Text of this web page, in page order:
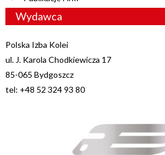
Wydawca
Polska Izba Kolei
ul. J. Karola Chodkiewicza 17
85-065 Bydgoszcz
tel: +48 52 324 93 80